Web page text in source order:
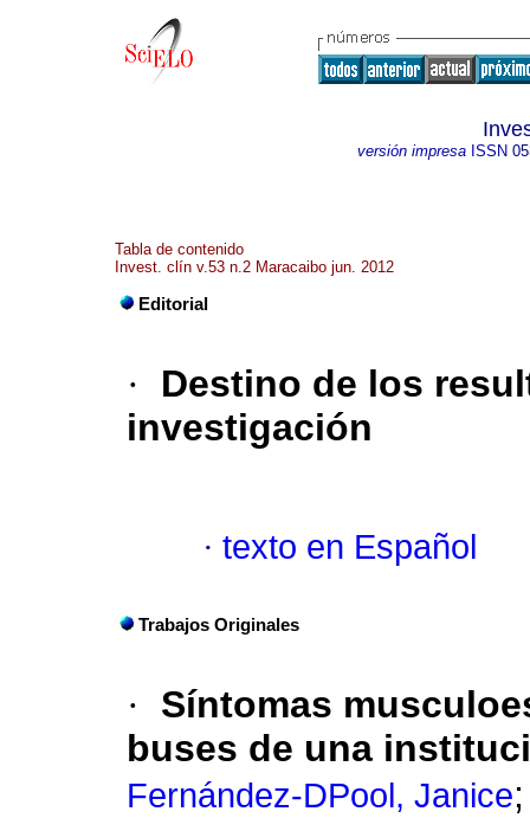
versión impresaISSN
Tabla de contenido
Invest. clín v.53 n.2 Maracaibo jun. 2012
Editorial
·
Destino de los
investigación
· texto en Español
Trabajos Originales
·
Síntomas
buses de una
Fernández-DPool, Janice